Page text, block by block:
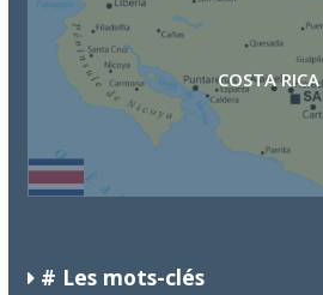
COSTA RICA
# Les mots-clés